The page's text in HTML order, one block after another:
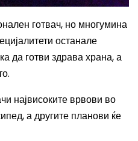
готвач, но многумина
останале
да готви здрава храна, а
највисоките врвови во
а другите планови ќе